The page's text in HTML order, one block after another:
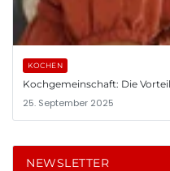
KOCHEN
Kochgemeinschaft: Die
25. September 2025
NEWSLETTER